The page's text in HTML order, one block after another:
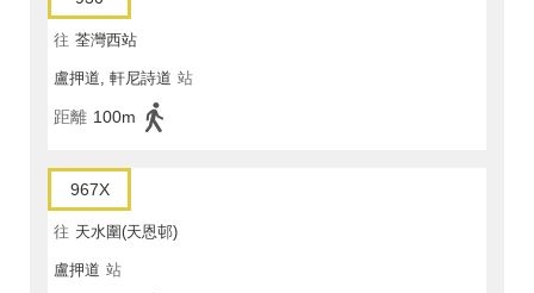
往 荃灣西站
盧押道, 軒尼詩道 站
距離 100m
967X
往 天水圍(天恩邨)
盧押道 站